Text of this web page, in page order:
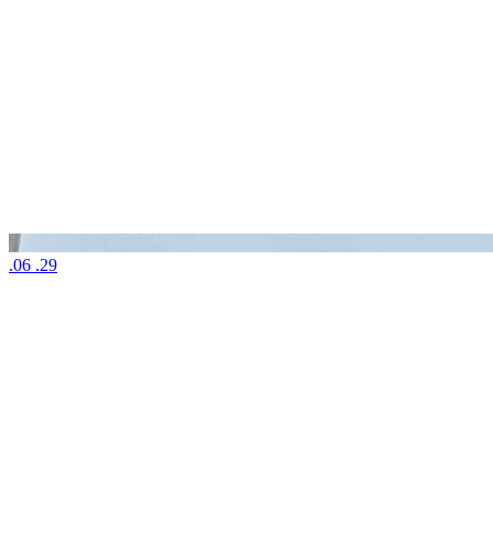
.06 .29